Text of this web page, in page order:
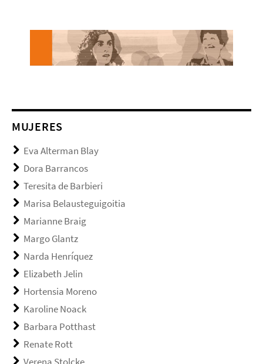
MUJERES
Eva Alterman Blay
Dora Barrancos
Teresita de Barbieri
Marisa Belausteguigoitia
Marianne Braig
Margo Glantz
Narda Henríquez
Elizabeth Jelin
Hortensia Moreno
Karoline Noack
Barbara Potthast
Renate Rott
Verena Stolcke